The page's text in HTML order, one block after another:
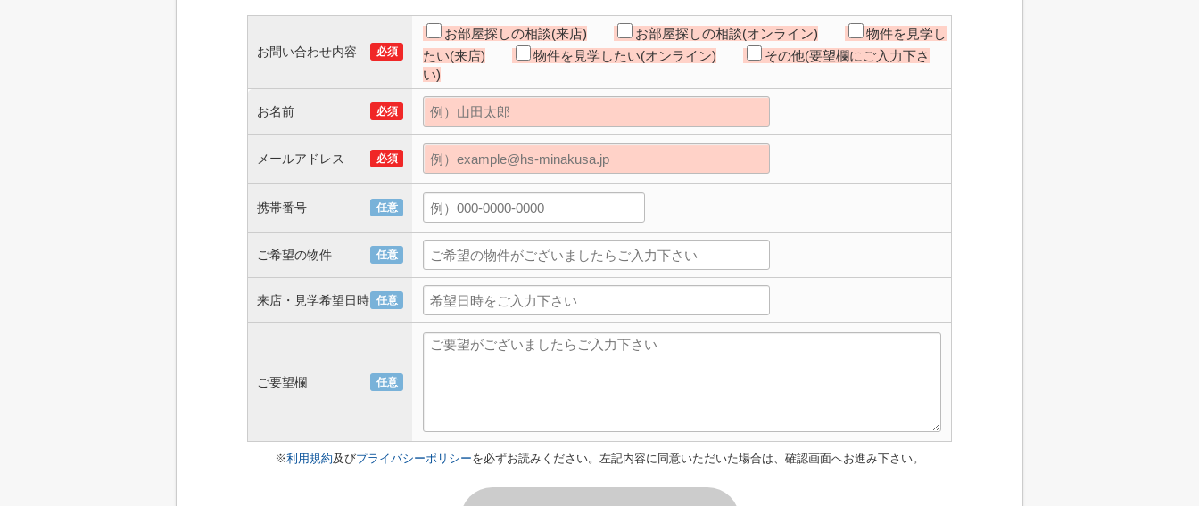
お問い合わせ内容 必須
お部屋探しの相談(来店) お部屋探しの相談(オンライン)
物件を見学し
たい(来店)
物件を見学したい(オンライン)
その他(要望欄にご入力下さ
い)
お名前 必須
メールアドレス 必須
携帯番号 任意
ご希望の物件 任意
来店・見学希望日時 任意
ご要望欄 任意
※利用規約及びプライバシーポリシーを必ずお読みください。左記内容に同意いただいた場合は、確認画面へお進み下さい。